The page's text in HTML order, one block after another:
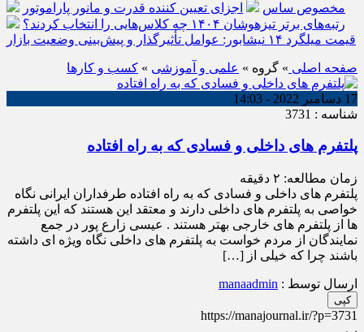
مخصوص ساس
اجزای تعیین کننده قدرت و مانور پاراموتور
رتبه‌های برتر تیزهوشان ۱۴۰۴ چه کلاس‌هایی را انتخاب کردند؟
قیمت میلگرد ۱۴ نیشابور: عوامل تأثیرگذار و پیش‌بینی وضعیت بازار
صفحه اصلی » گروه » علمی و آموزشی » کسب و کارها
17 دسامبر 2022 - 14:03
شناسه : 3731
پلتفرم های داخلی و فسادی که به راه افتاده
زمان مطالعه: ۲ دقیقه
پلتفرم های داخلی و فسادی که به راه افتاده طرفداران ایرانی نگاه
خواصی به پلتفرم های داخلی دارند و معتقد این هستند که این پلتفرم
ها از پلتفرم های خارجی بهتر هستند . عیسی زارع پور در جمع
نمایندگان از مردم خواست به پلتفرم های داخلی نگاه ویژه ای داشته
باشند چرا که خیلی از […]
ارسال توسط : manaadmin
کپی
https://manajournal.ir/?p=3731